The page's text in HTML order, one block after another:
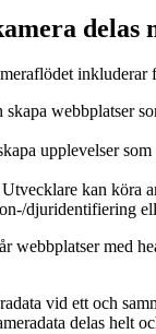
delas
inkluderar
skapa webbplatser
upplevelser
Utvecklare kan köra
djuridentifiering
webbplatser med
vid ett och
delas helt